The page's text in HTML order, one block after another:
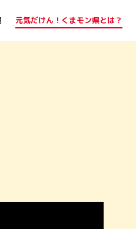
元気だけん！くまモン県とは？